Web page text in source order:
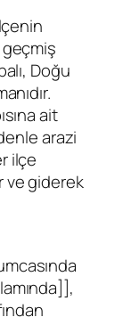
Doğu
ait
arazi
ilçe
ve giderek